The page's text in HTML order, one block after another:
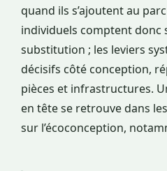
quand ils s’ajoutent au
individuels comptent
substitution ; les leviers
décisifs côté conception,
pièces et infrastructures.
en tête se retrouve dans
sur l’écoconception,